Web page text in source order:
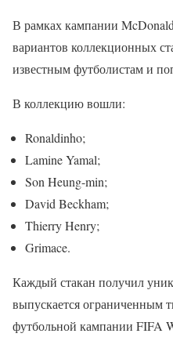
В рамках кампании
вариантов коллекционных
известным футболистам и
В коллекцию вошли:
Ronaldinho;
Lamine Yamal;
Son Heung-min;
David Beckham;
Thierry Henry;
Grimace.
Каждый стакан получил
выпускается ограниченным
футбольной кампании FIFA